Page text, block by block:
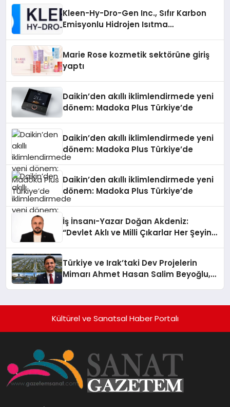
Kleen-Hy-Dro-Gen Inc., Sıfır Karbon
Emisyonlu Hidrojen Isıtma
Marie Rose kozmetik sektörüne giriş
yaptı
Daikin’den akıllı iklimlendirmede yeni
dönem: Madoka Plus Türkiye’de
Daikin’den akıllı iklimlendirmede yeni
dönem: Madoka Plus Türkiye’de
Daikin’den akıllı iklimlendirmede yeni
dönem: Madoka Plus Türkiye’de
İş İnsanı-Yazar Doğan Akdeniz:
“Devlet Aklı ve Milli Çıkarlar Her Şeyin
Türkiye ve Irak’taki Dev Projelerin
Mimarı Ahmet Hasan Salim Beyoğlu,
Hayata Geçirecek
Kültürel ve Sanatsal Haber Portalı